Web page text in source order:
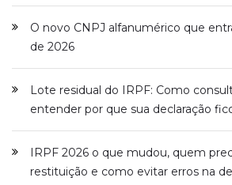
O novo CNPJ alfanumérico que
de 2026
Lote residual do IRPF: Como
entender por que sua declaração
IRPF 2026 o que mudou, quem
restituição e como evitar erros na